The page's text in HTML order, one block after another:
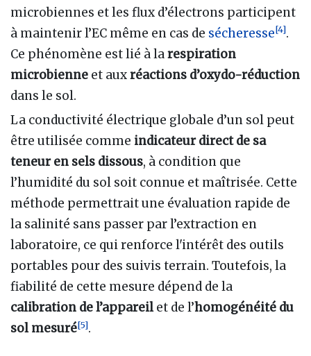
microbiennes et les flux d’électrons participent
à maintenir l’EC même en cas de sécheresse[4].
Ce phénomène est lié à larespiration
microbienne et auxréactions d’oxydo-réduction
dans le sol.
La conductivité électrique globale d’un sol peut
être utilisée comme indicateur direct de sa
teneur en sels dissous, à condition que
l’humidité du sol soit connue et maîtrisée. Cette
méthode permettrait une évaluation rapide de
la salinité sans passer par l’extraction en
laboratoire, ce qui renforce l'intérêt des outils
portables pour des suivis terrain. Toutefois, la
fiabilité de cette mesure dépend de la
calibration de l’appareilet de l’homogénéité du
sol mesuré[5].